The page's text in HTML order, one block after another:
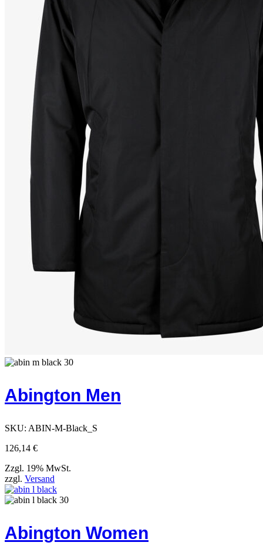
Abington Men
SKU: ABIN-M-Black_S
126,14 €
Zzgl. 19% MwSt.
zzgl. Versand
Abington Women